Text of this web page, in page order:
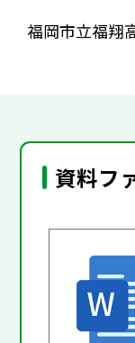
福岡市立福
資料フ